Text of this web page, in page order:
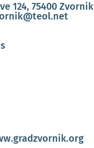
124, 75400 Zvornik